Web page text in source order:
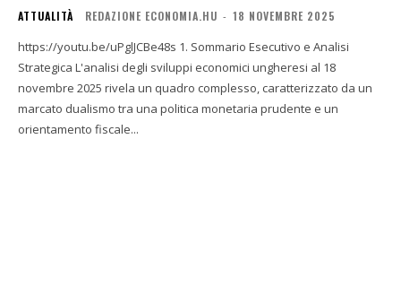
ATTUALITÀ REDAZIONE ECONOMIA.HU - 18 NOVEMBRE 2025
https://youtu.be/uPglJCBe48s 1. Sommario Esecutivo e Analisi
Strategica L'analisi degli sviluppi economici ungheresi al 18
novembre 2025 rivela un quadro complesso, caratterizzato da un
marcato dualismo tra una politica monetaria prudente e un
orientamento fiscale...